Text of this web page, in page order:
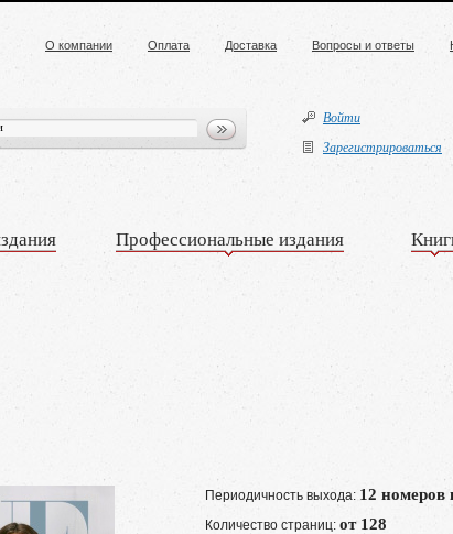
О компании Оплата Доставка Вопросы и ответы
Войти
Зарегистрироваться
Профессиональные издания
Периодичность выхода: 12 номеров
Количество страниц: от 128